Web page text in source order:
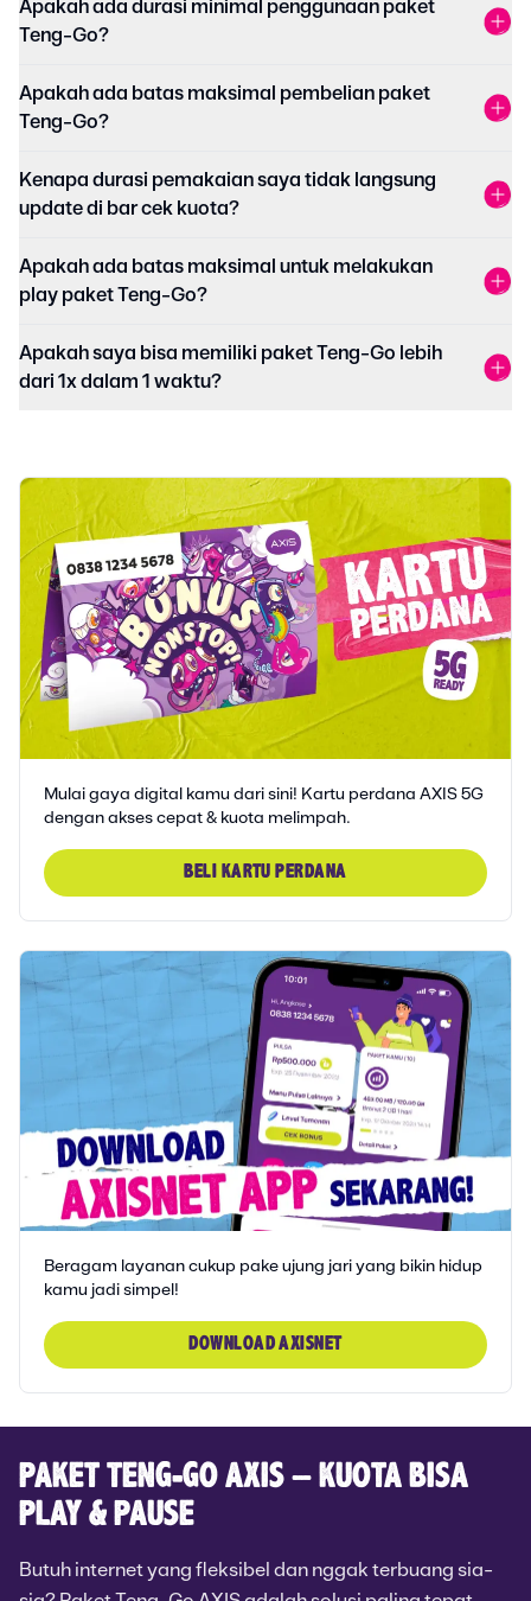
Apakah ada durasi minimal penggunaan paket
Teng-Go?
Apakah ada batas maksimal pembelian paket
Teng-Go?
Kenapa durasi pemakaian saya tidak langsung
update di bar cek kuota?
Apakah ada batas maksimal untuk melakukan
play paket Teng-Go?
Apakah saya bisa memiliki paket Teng-Go lebih
dari 1x dalam 1 waktu?
Mulai gaya digital kamu dari sini! Kartu perdana AXIS 5G
dengan akses cepat & kuota melimpah.
BELI KARTU PERDANA
Beragam layanan cukup pake ujung jari yang bikin hidup
kamu jadi simpel!
DOWNLOAD AXISNET
PAKET TENG-GO AXIS – KUOTA BISA
PLAY & PAUSE
Butuh internet yang fleksibel dan nggak terbuang sia-